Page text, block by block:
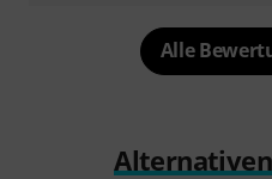
Alle